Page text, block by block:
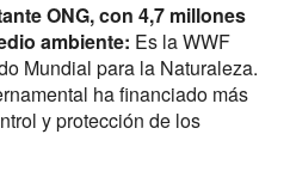
ONG, con 4,7 millones
ambiente: Es la WWF
Mundial para la Naturaleza.
ha financiado más
y protección de los